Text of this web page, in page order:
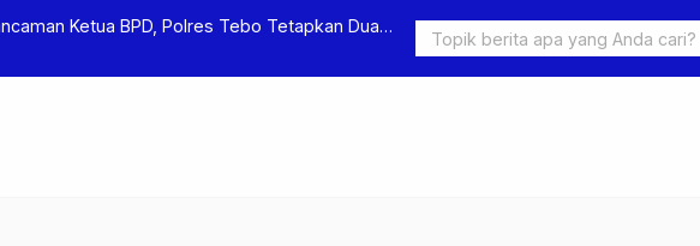
Ketua BPD, Polres Tebo Tetapkan Dua
Polres Tebo Ungkap Kasus
Pengeroyokan di Sumay Ditahan